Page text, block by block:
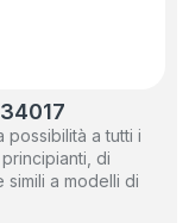
a tutti i
di
a modelli di